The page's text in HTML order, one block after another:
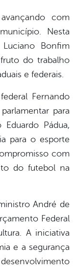
com
Nesta
Bonfim
do trabalho
e federais.
Fernando
para
Pádua,
para o esporte
com
do futebol na
André de
Federal
A iniciativa
e a segurança